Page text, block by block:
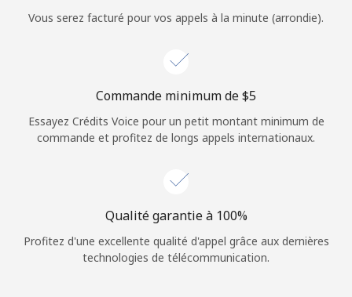
ou
Continue avec
Vous serez facturé pour vos appels à la minute (arrondie).
Commande minimum de ⁦$5⁩
Essayez Crédits Voice pour un petit montant minimum de
commande et profitez de longs appels internationaux.
Qualité garantie à 100%
Profitez d'une excellente qualité d'appel grâce aux dernières
technologies de télécommunication.